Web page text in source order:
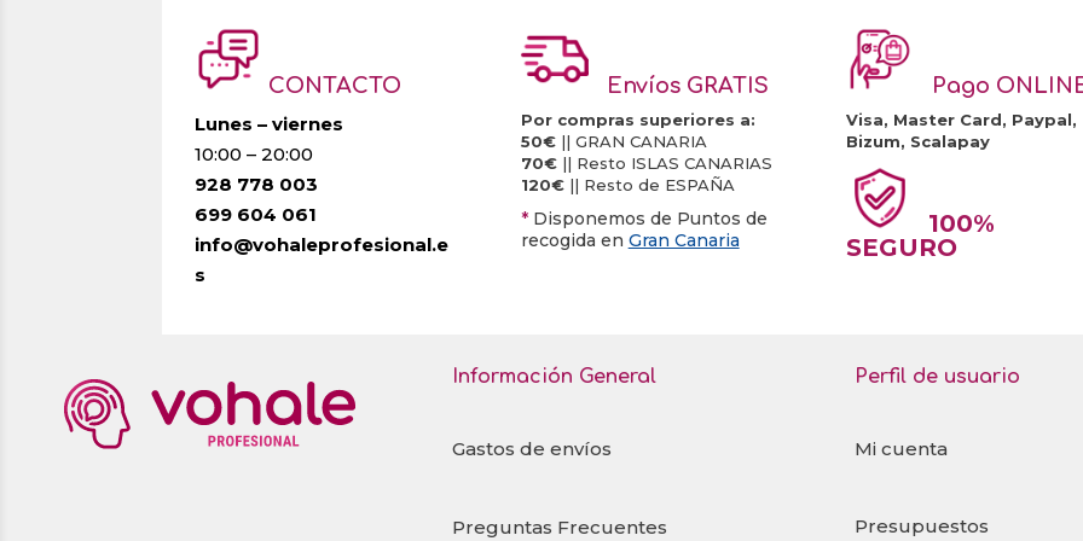
CONTACTO
Lunes – viernes
10:00 – 20:00
928 778 003
699 604 061
info@vohaleprofesional.e
s
Envíos GRATIS
Por compras superiores a:
50€|| GRAN CANARIA
70€|| Resto ISLAS CANARIAS
120€|| Resto de ESPAÑA
* Disponemos de Puntos de
recogida en Gran Canaria
Pago
Visa, Master Card, Paypal,
Bizum, Scalapay
100%
SEGURO
Información General
Gastos de envíos
Preguntas Frecuentes
Perfil de usuario
Mi cuenta
Presupuestos